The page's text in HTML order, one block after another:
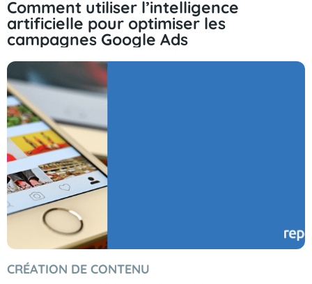
Comment utiliser l’intelligence
artificielle pour optimiser les
campagnes Google Ads
CRÉATION DE CONTENU